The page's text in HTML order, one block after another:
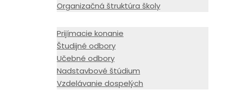
Organizačná štruktúra školy
Prijímacie konanie
Študijné odbory
Učebné odbory
Nadstavbové štúdium
Vzdelávanie dospelých